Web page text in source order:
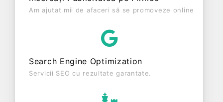
profit de 22.817 RON și o cifră de afaceri de
317.264 RON, gestionând operațiunile cu un număr
FORMA SRL este o entitate activa din punct de
vedere fiscal si are status: FUNCTIUNE. Societatea
este plătitoare de TVA din anul 2016.
Am ajutat mii de afaceri să se promoveze online
Search Engine Optimization
Servicii SEO cu rezultate garantate.